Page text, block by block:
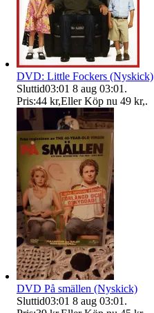
DVD: Little Fockers (Nyskick)
Sluttid03:01 8 aug 03:01 .
Pris:44 kr,Eller Köp nu 49 kr,.
DVD På smällen (Nyskick)
Sluttid03:01 8 aug 03:01 .